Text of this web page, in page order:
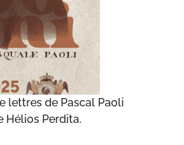
lettres de Pascal Paoli
Hélios Perdita.